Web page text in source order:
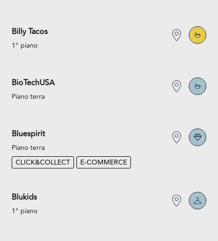
Billy Tacos
1° piano
BioTechUSA
Piano terra
Bluespirit
Piano terra
CLICK&COLLECT
E-COMMERCE
Blukids
1° piano